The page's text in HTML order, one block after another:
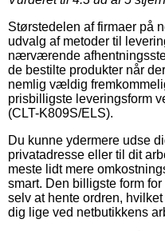
Størstedelen af firmaer på
udvalg af metoder til
nærværende
de bestilte produkter når
nemlig vældig
prisbilligste leveringsform
(CLT-K809S/ELS).
Du kunne ydermere udse
privatadresse eller til dit
meste lidt mere
smart. Den billigste form
selv at hente ordren,
dig lige ved netbutikkens